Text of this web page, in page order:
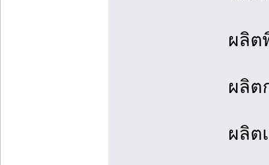
ผลิต
ผลิต
ผลิต